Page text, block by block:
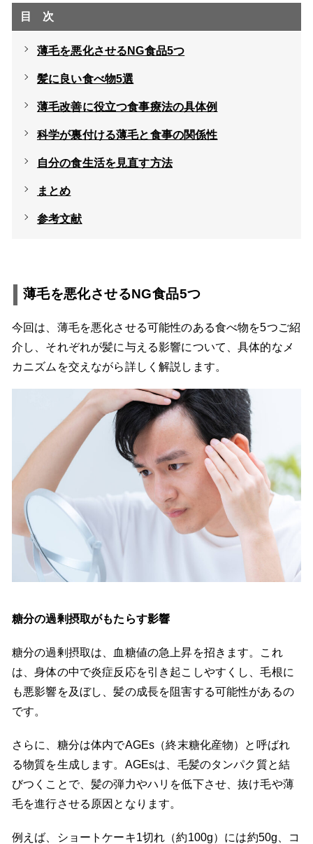
目次
薄毛を悪化させるNG食品5つ
髪に良い食べ物5選
薄毛改善に役立つ食事療法の具体例
科学が裏付ける薄毛と食事の関係性
自分の食生活を見直す方法
まとめ
参考文献
薄毛を悪化させるNG食品5つ
今回は、薄毛を悪化させる可能性のある食べ物を5つご紹
介し、それぞれが髪に与える影響について、具体的なメ
カニズムを交えながら詳しく解説します。
糖分の過剰摂取がもたらす影響
糖分の過剰摂取は、血糖値の急上昇を招きます。これ
は、身体の中で炎症反応を引き起こしやすくし、毛根に
も悪影響を及ぼし、髪の成長を阻害する可能性があるの
です。
さらに、糖分は体内でAGEs（終末糖化産物）と呼ばれ
る物質を生成します。AGEsは、毛髪のタンパク質と結
びつくことで、髪の弾力やハリを低下させ、抜け毛や薄
毛を進行させる原因となります。
例えば、ショートケーキ1切れ（約100g）には約50g、コ